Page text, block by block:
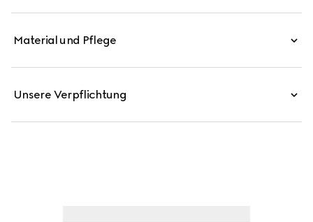
Material und Pflege
Unsere Verpflichtung